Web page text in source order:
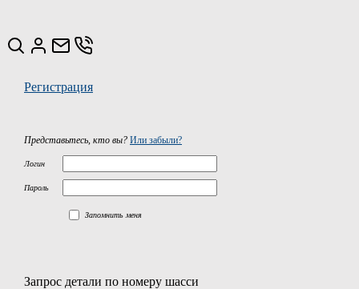
Регистрация
Представьтесь, кто вы? Или забыли?
Логин
Пароль
Запомнить меня
Запрос детали по номеру шасси